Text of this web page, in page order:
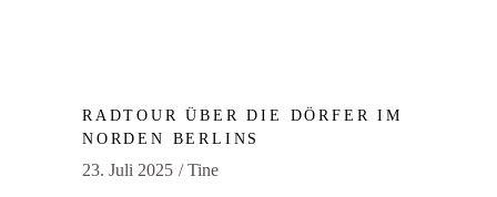
RADTOUR ÜBER DIE DÖRFER IM
NORDEN BERLINS
23. Juli 2025 Tine